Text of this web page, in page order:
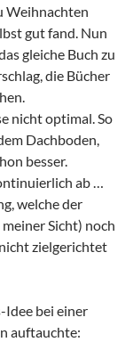
Weihnachten
gut fand. Nun
gleiche Buch zu
die Bücher
nicht optimal. So
Dachboden,
besser.
ab …
welche der
Sicht) noch
zielgerichtet
Idee bei einer
auftauchte: